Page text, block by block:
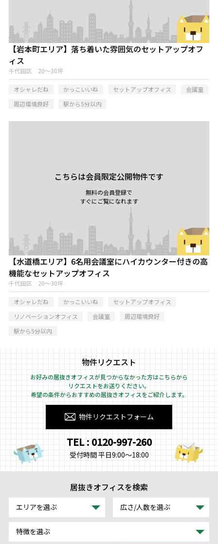
【岩本町エリア】落ち着いた雰囲気のセットアップオフ
ィス
千代田区 20～30坪
オシャレだね かっこいいね セットアップオフィス
会議室
周辺環境良好
駅から5分以内
こちらは会員限定公開物件です
無料の会員登録で
すぐにご覧になれます
【水道橋エリア】6名用会議室にハイカウンター付きの高
機能なセットアップオフィス
千代田区 20～30坪
オシャレだね かっこいいね
セットアップオフィス
リノベーションオフィス
会議室
周辺環境良好
駅から5分以内
物件リクエスト
お好みの居抜きオフィスが見つからなかった方はこちらから
リクエストをお送りください。
希望の条件からおすすめの居抜きオフィスをご紹介します。
物件リクエストフォーム
TEL : 0120-997-260
受付時間 平日9:00～18:00
居抜きオフィスを検索
エリアを選ぶ 広さ/人数を選ぶ
特徴を選ぶ